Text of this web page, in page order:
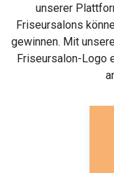
unserer
Friseursalons
gewinnen. Mit
Friseursalon-Logo